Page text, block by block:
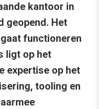
kantoor in
geopend. Het
functioneren
ligt op het
expertise op het
tooling en